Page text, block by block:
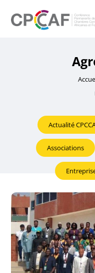
Actualité
Associations